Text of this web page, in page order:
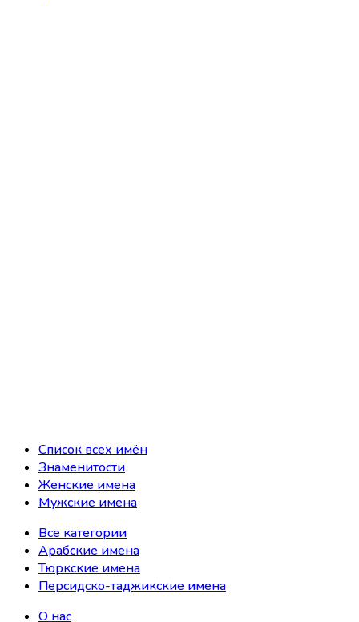
Список всех имён
Знаменитости
Женские имена
Мужские имена
Все категории
Арабские имена
Тюркские имена
Персидско-таджикские имена
О нас